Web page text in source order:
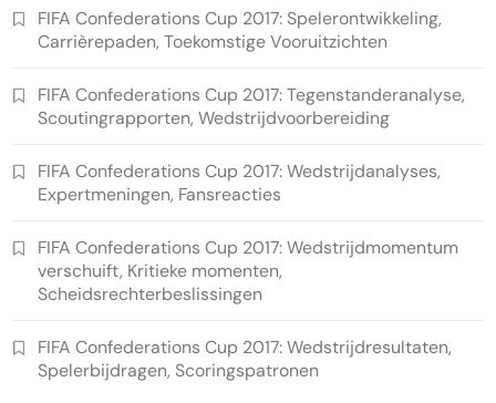
FIFA Confederations Cup 2017: Spelerontwikkeling,
Carrièrepaden, Toekomstige Vooruitzichten
FIFA Confederations Cup 2017: Tegenstanderanalyse,
Scoutingrapporten, Wedstrijdvoorbereiding
FIFA Confederations Cup 2017: Wedstrijdanalyses,
Expertmeningen, Fansreacties
FIFA Confederations Cup 2017: Wedstrijdmomentum
verschuift, Kritieke momenten,
Scheidsrechterbeslissingen
FIFA Confederations Cup 2017: Wedstrijdresultaten,
Spelerbijdragen, Scoringspatronen